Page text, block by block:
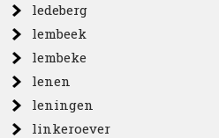
ledeberg
lembeek
lembeke
lenen
leningen
linkeroever